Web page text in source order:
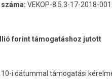
VEKOP-8.5.3-17-2018-
forint támogatáshoz jutott
10-i dátummal támogatási